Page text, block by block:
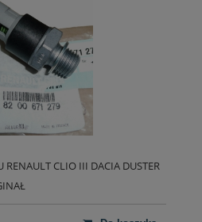
RENAULT CLIO III DACIA DUSTER